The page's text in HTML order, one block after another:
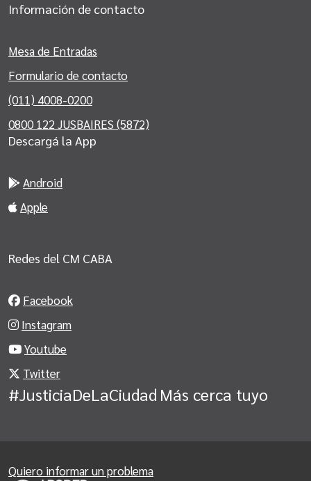
Información de contacto
Mesa de Entradas
Formulario de contacto
(011) 4008-0200
0800 122 JUSBAIRES (5872)
Descargá la App
Android
Apple
Redes del CM CABA
Facebook
Instagram
Youtube
Twitter
#JusticiaDeLaCiudad Más cerca tuyo
Quiero informar un problema